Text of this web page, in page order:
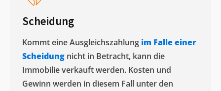
Scheidung
Kommt eine Ausgleichszahlung im Falle einer
Scheidung nicht in Betracht, kann die
Immobilie verkauft werden. Kosten und
Gewinn werden in diesem Fall unter den